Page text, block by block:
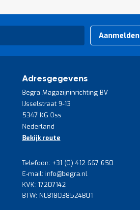
Aanmelden
Adresgegevens
Begra Magazijninrichting BV
IJsselstraat 9-13
5347 KG Oss
Nederland
Bekijk route
Telefoon: +31 (0) 412 667 650
E-mail: info@begra.nl
KVK: 17207142
BTW: NL818038524B01